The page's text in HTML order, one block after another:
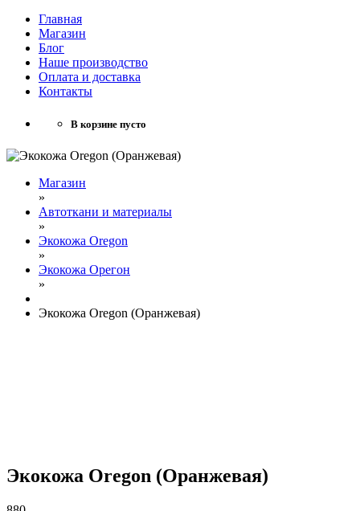
Главная
Магазин
Блог
Наше производство
Оплата и доставка
Контакты
В корзине пусто
Магазин
»
Автоткани и материалы
»
Экокожа Oregon
»
Экокожа Орегон
»
Экокожа Oregon (Оранжевая)
Экокожа Oregon (Оранжевая)